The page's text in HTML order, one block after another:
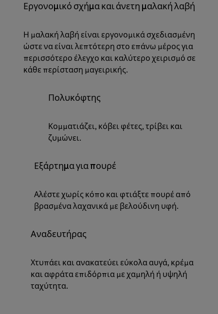
Εργονομικό σχήμα και άνετη μαλακή λαβή
Η μαλακή λαβή είναι εργονομικά σχεδιασμένη
ώστε να είναι λεπτότερη στο επάνω μέρος για
περισσότερο έλεγχο και καλύτερο χειρισμό σε
κάθε περίσταση μαγειρικής.
Πολυκόφτης
Κομματιάζει, κόβει φέτες, τρίβει και
ζυμώνει.
Εξάρτημα για πουρέ
Αλέστε χωρίς κόπο και φτιάξτε πουρέ από
βρασμένα λαχανικά με βελούδινη υφή.
Αναδευτήρας
Χτυπάει και ανακατεύει εύκολα αυγά, κρέμα
και αφράτα επιδόρπια με χαμηλή ή υψηλή
ταχύτητα.